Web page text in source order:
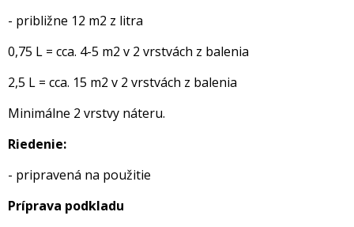
- približne 12 m2 z litra
0,75 L = cca. 4-5 m2 v 2 vrstvách z balenia
2,5 L = cca. 15 m2 v 2 vrstvách z balenia
Minimálne 2 vrstvy náteru.
Riedenie:
- pripravená na použitie
Príprava podkladu